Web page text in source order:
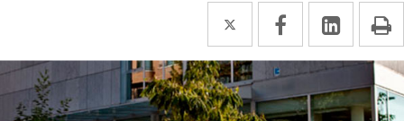
Twitter
Enlace
a
una
aplicación
Facebook
Enlace
a
una
aplicación
Enlace
a
una